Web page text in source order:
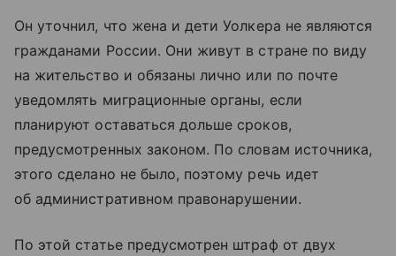
Он уточнил, что жена и дети Уолкера не являются
гражданами России. Они живут в стране по виду
на жительство и обязаны лично или по почте
уведомлять миграционные органы, если
планируют оставаться дольше сроков,
предусмотренных законом. По словам источника,
этого сделано не было, поэтому речь идет
об административном правонарушении.
По этой статье предусмотрен штраф от двух